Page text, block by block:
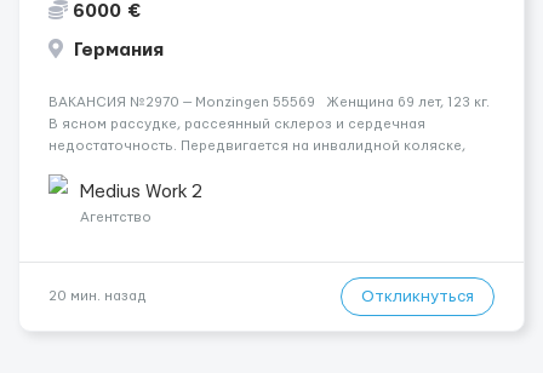
6000 €
Германия
ВАКАНСИЯ №2970 — Monzingen 55569 Женщина 69 лет, 123 кг.
В ясном рассудке, рассеянный склероз и сердечная
недостаточность. Передвигается на инвалидной коляске,
мочи. Работа начинается 14.11.2025. Сиделке нужно...
Medius Work 2
Агентство
20 мин. назад Откликнуться